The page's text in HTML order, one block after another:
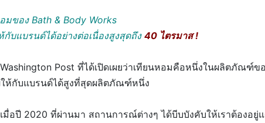
มของ Bath & Body Works
กับแบรนด์ได้อย่างต่อเนื่องสูงสุดถึง 40 ไตรมาส !
Post ที่ได้เปิดเผยว่าเทียนหอมคือหนึ่งในผลิตภัณฑ์ข
ให้กับแบรนด์ได้สูงที่สุดผลิตภัณฑ์หนึ่ง
เมื่อปี 2020 ที่ผ่านมา สถานการณ์ต่างๆ ได้บีบบังคับให้เราต้องอยู่